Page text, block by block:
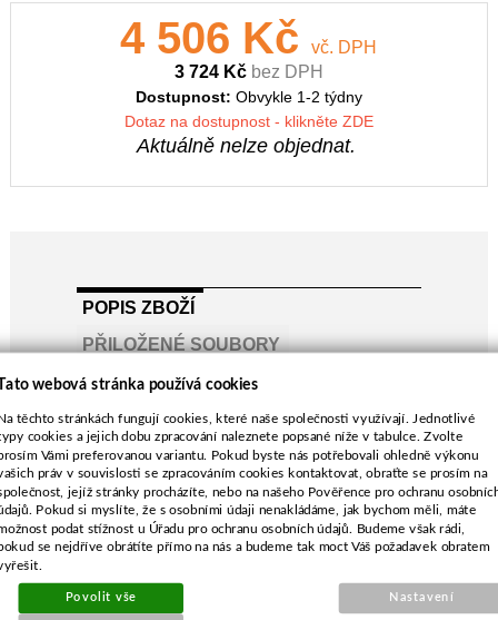
4 506 Kčvč. DPH
3 724 Kč bez DPH
Dostupnost: Obvykle 1-2 týdny
Dotaz na dostupnost - klikněte ZDE
Aktuálně nelze objednat.
POPIS ZBOŽÍ
PŘILOŽENÉ SOUBORY
Použití pro Stihl 025, MS250, MS251
POUZE pro Stihl s řetězkou s prstencem
Montážní video možno shlédnout na adrese:
https://youtu.be/oMq4Ls8c6hg?
list=RDCMUCvLS4SPOfisWQ2Z6Vg96IZQ
webová stránka používá cookies
těchto stránkách fungují cookies, které naše společnosti využívají. Jednotlivé
cookies a jejich dobu zpracování naleznete popsané níže v tabulce. Zvolte
Vámi preferovanou variantu. Pokud byste nás potřebovali ohledně výkonu
práv v souvislosti se zpracováním cookies kontaktovat, obraťte se prosím na
jejíž stránky procházíte, nebo na našeho Pověřence pro ochranu
Pokud si myslíte, že s osobními údaji nenakládáme, jak bychom měli, máte
podat stížnost u Úřadu pro ochranu osobních údajů. Budeme však rádi,
se nejdříve obrátíte přímo na nás a budeme tak moct Váš požadavek obratem
Povolit vše Nastavení